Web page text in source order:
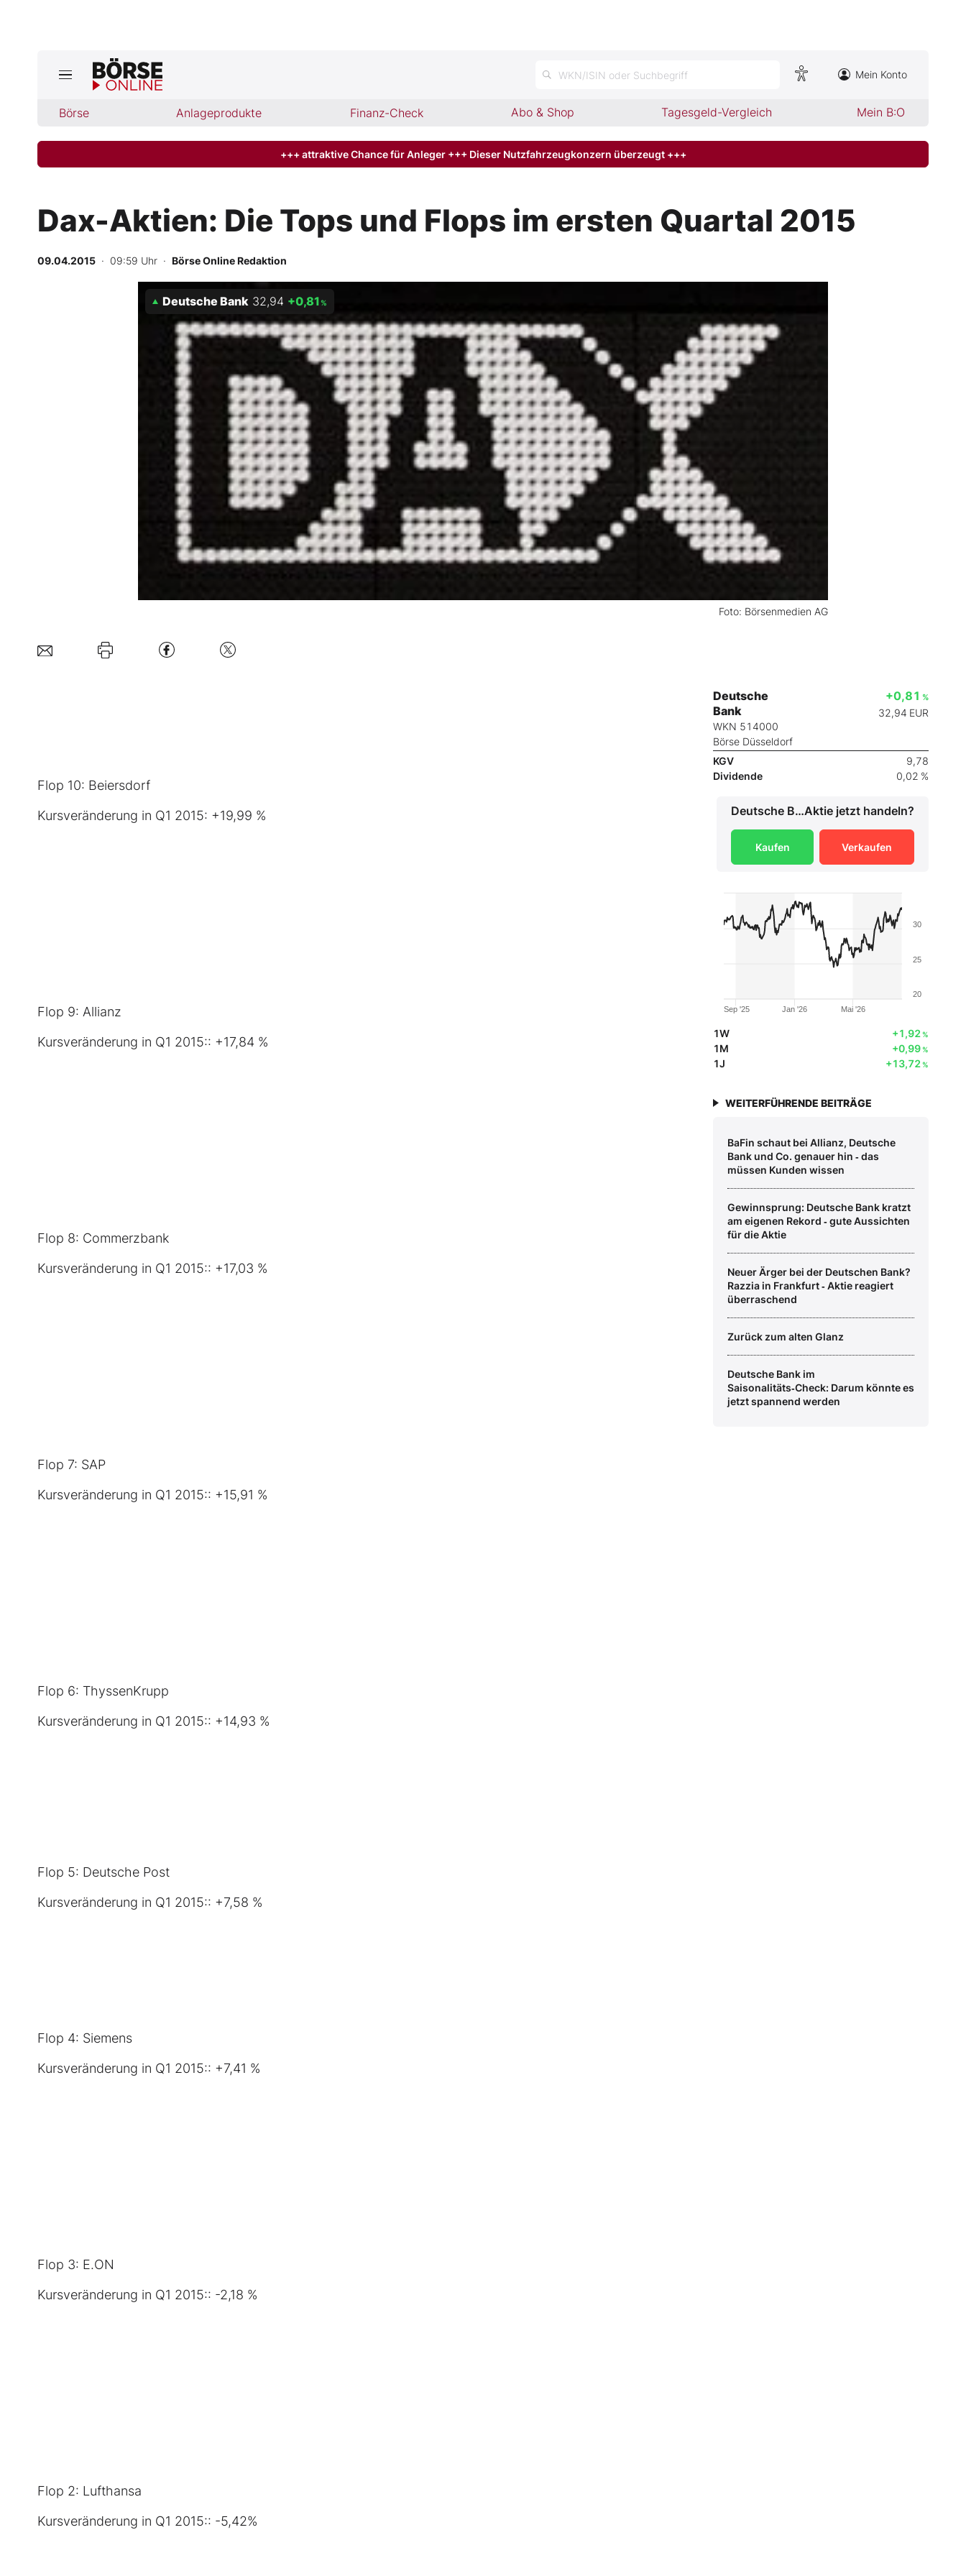
WKN/ISIN oder Suchbegriff Mein Konto
Börse Anlageprodukte Finanz-Check Abo & Shop Tagesgeld-Vergleich Mein B:O
Börse
Abo & Shop
BO-Musterdepots
Experten
Mein Konto
Folgen Sie uns
+++ attraktive Chance für Anleger +++ Dieser Nutzfahrzeugkonzern überzeugt +++
Dax-Aktien: Die Tops und Flops im ersten Quartal 2015
09.04.2015 · 09:59 Uhr · Börse Online Redaktion
Foto: Börsenmedien AG
Deutsche Bank 32,94 +0,81 %
Flop 10: Beiersdorf
Kursveränderung in Q1 2015: +19,99 %
Flop 9: Allianz
Kursveränderung in Q1 2015:: +17,84 %
Flop 8: Commerzbank
Kursveränderung in Q1 2015:: +17,03 %
Flop 7: SAP
Kursveränderung in Q1 2015:: +15,91 %
Flop 6: ThyssenKrupp
Kursveränderung in Q1 2015:: +14,93 %
Flop 5: Deutsche Post
Kursveränderung in Q1 2015:: +7,58 %
Flop 4: Siemens
Kursveränderung in Q1 2015:: +7,41 %
Flop 3: E.ON
Kursveränderung in Q1 2015:: -2,18 %
Flop 2: Lufthansa
Kursveränderung in Q1 2015:: -5,42%
Deutsche
Bank
WKN 514000
Börse Düsseldorf
+0,81 %
32,94 EUR
KGV
9,78
Dividende
0,02 %
Deutsche BankAktie jetzt handeln?
Kaufen Verkaufen
Jan '26
Sep '25 Mai '26
20
25
30
1W +1,92%
1M +0,99%
1J +13,72%
WEITERFÜHRENDE BEITRÄGE
BaFin schaut bei Allianz, Deutsche
Bank und Co. genauer hin ‑ das
müssen Kunden wissen
Gewinnsprung: Deutsche Bank kratzt
am eigenen Rekord ‑ gute Aussichten
für die Aktie
Neuer Ärger bei der Deutschen Bank?
Razzia in Frankfurt ‑ Aktie reagiert
überraschend
Zurück zum alten Glanz
Deutsche Bank im
Saisonalitäts‑Check: Darum könnte es
jetzt spannend werden